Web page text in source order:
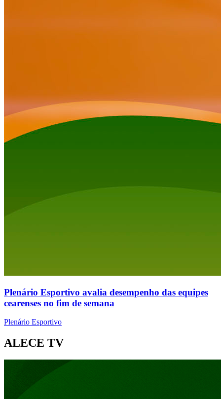
Plenário Esportivo avalia desempenho das equipes
cearenses no fim de semana
Plenário Esportivo
ALECE TV